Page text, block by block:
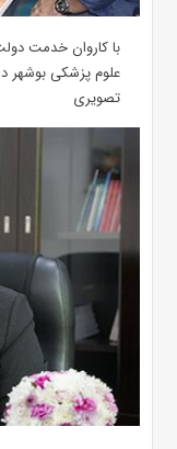
با کاروان خدمت
علوم پزشکی بوشهر
تصویری